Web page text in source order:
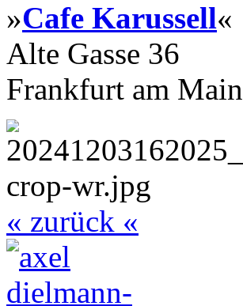
»Cafe Karussell«
Alte Gasse 36
Frankfurt am
« zurück «